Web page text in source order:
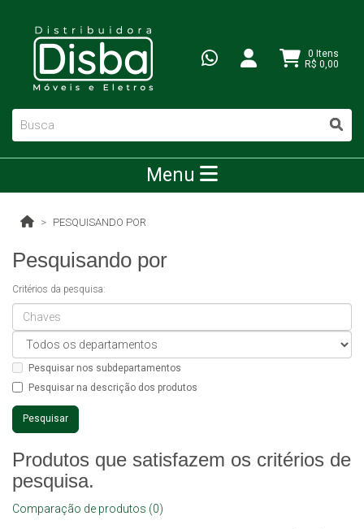
0 Itens
R$ 0,00
Menu
PESQUISANDO POR
Pesquisando por
Critérios da pesquisa:
Pesquisar nos subdepartamentos
Pesquisar na descrição dos produtos
Produtos que satisfazem os critérios de
pesquisa.
Comparação de produtos (0)